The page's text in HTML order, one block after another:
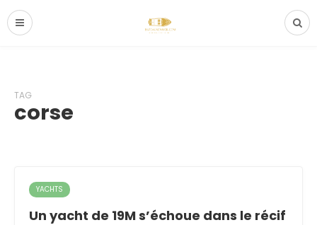
TAG
corse
YACHTS
Un yacht de 19M s’échoue dans le récif